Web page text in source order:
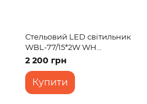
Стельовий LED світильник
WBL-77/15*2W WH
WW+NW+CW
2 200 грн
Купити